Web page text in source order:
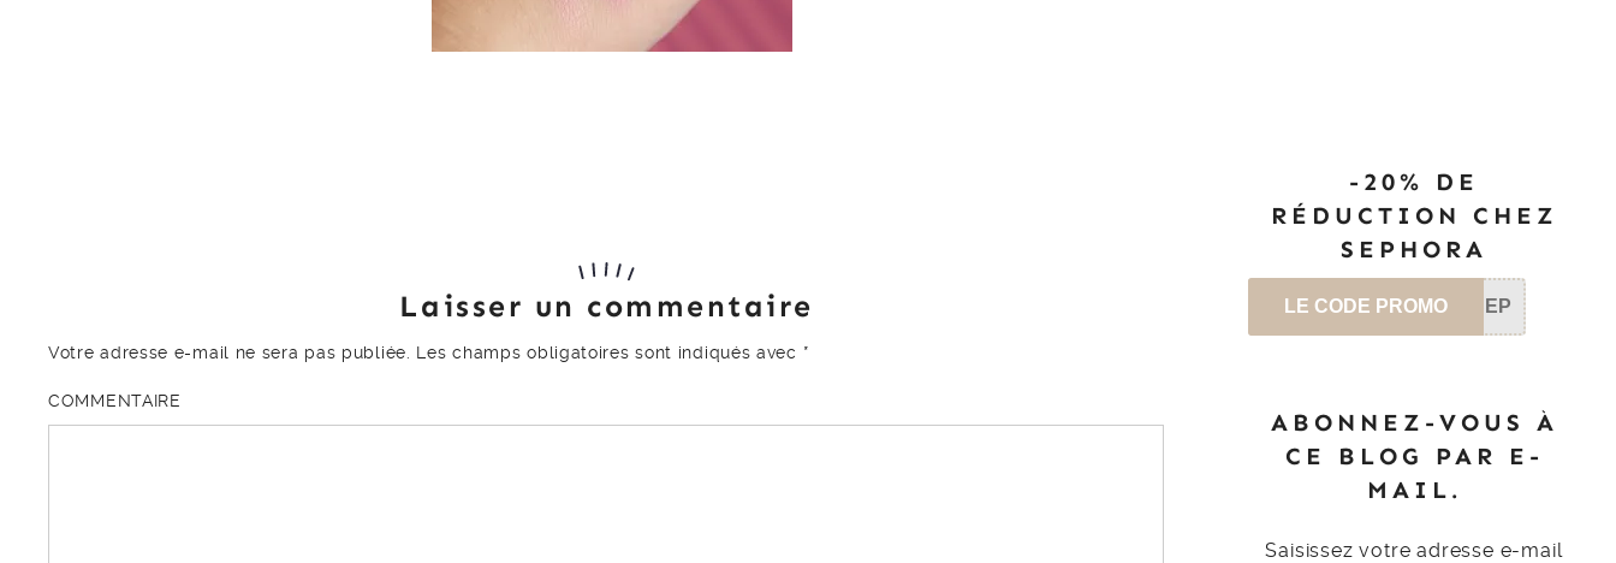
Laisser un commentaire
Votre adresse e-mail ne sera pas publiée. Les champs obligatoires sont indiqués avec *
COMMENTAIRE
-20% DE
RÉDUCTION CHEZ
SEPHORA
LE CODE PROMO SEP
ABONNEZ-VOUS À
CE BLOG PAR E-
MAIL.
Saisissez votre adresse e-mail